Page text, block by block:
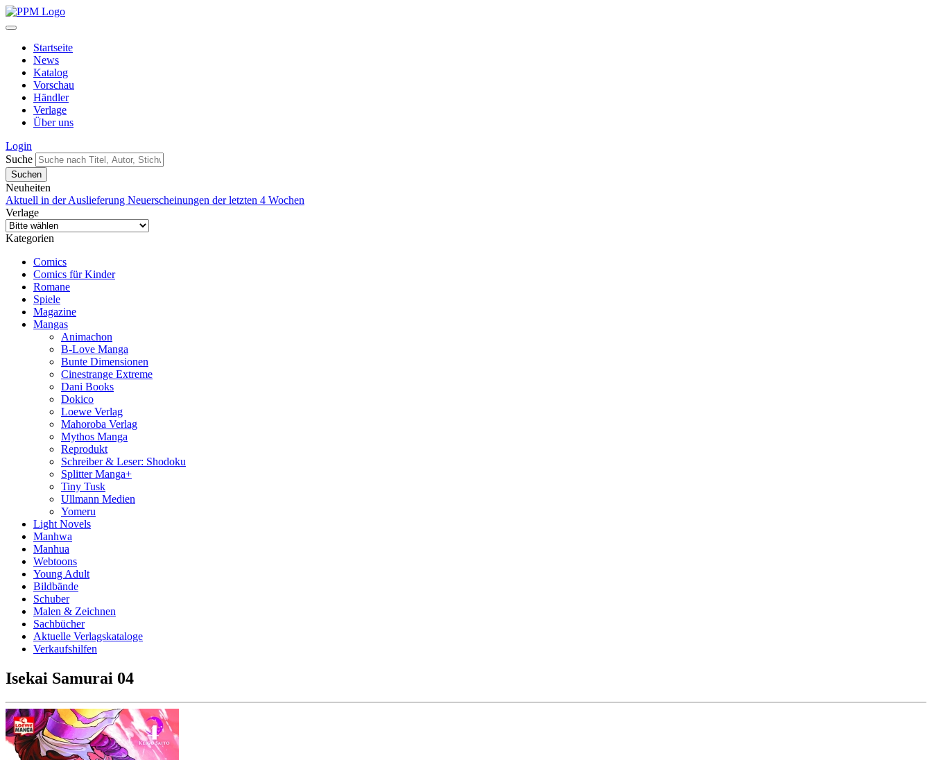
Startseite
News
Katalog
Vorschau
Händler
Verlage
Über uns
Login
Suche
Neuheiten
Aktuell in der Auslieferung Neuerscheinungen der letzten 4 Wochen
Verlage
Kategorien
Comics
Comics für Kinder
Romane
Spiele
Magazine
Mangas
Animachon
B-Love Manga
Bunte Dimensionen
Cinestrange Extreme
Dani Books
Dokico
Loewe Verlag
Mahoroba Verlag
Mythos Manga
Reprodukt
Schreiber & Leser: Shodoku
Splitter Manga+
Tiny Tusk
Ullmann Medien
Yomeru
Light Novels
Manhwa
Manhua
Webtoons
Young Adult
Bildbände
Schuber
Malen & Zeichnen
Sachbücher
Aktuelle Verlagskataloge
Verkaufshilfen
Isekai Samurai 04